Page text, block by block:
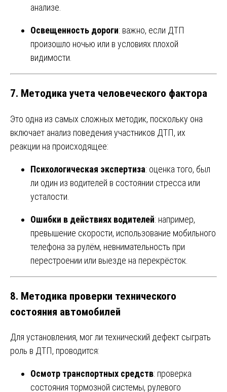
анализе.
Освещенность дороги: важно, если ДТП
произошло ночью или в условиях плохой
видимости.
7. Методика учета человеческого фактора
Это одна из самых сложных методик, поскольку она
включает анализ поведения участников ДТП, их
реакции на происходящее:
Психологическая экспертиза: оценка того, был
ли один из водителей в состоянии стресса или
усталости.
Ошибки в действиях водителей: например,
превышение скорости, использование мобильного
телефона за рулём, невнимательность при
перестроении или выезде на перекрёсток.
8. Методика проверки технического
состояния автомобилей
Для установления, мог ли технический дефект сыграть
роль в ДТП, проводится:
Осмотр транспортных средств: проверка
состояния тормозной системы, рулевого